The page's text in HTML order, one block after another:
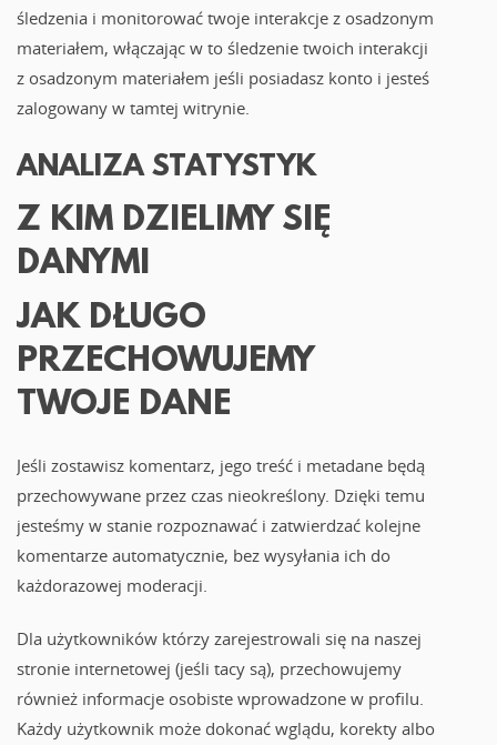
śledzenia i monitorować twoje interakcje z osadzonym
materiałem, włączając w to śledzenie twoich interakcji
z osadzonym materiałem jeśli posiadasz konto i jesteś
zalogowany w tamtej witrynie.
ANALIZA STATYSTYK
Z KIM DZIELIMY SIĘ
DANYMI
JAK DŁUGO
PRZECHOWUJEMY
TWOJE DANE
Jeśli zostawisz komentarz, jego treść i metadane będą
przechowywane przez czas nieokreślony. Dzięki temu
jesteśmy w stanie rozpoznawać i zatwierdzać kolejne
komentarze automatycznie, bez wysyłania ich do
każdorazowej moderacji.
Dla użytkowników którzy zarejestrowali się na naszej
stronie internetowej (jeśli tacy są), przechowujemy
również informacje osobiste wprowadzone w profilu.
Każdy użytkownik może dokonać wglądu, korekty albo